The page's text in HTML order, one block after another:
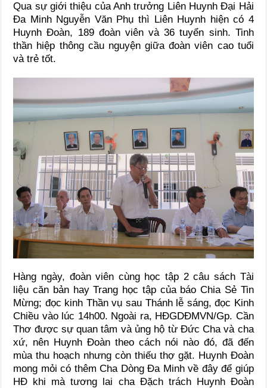
Qua sự giới thiệu của Anh trưởng Liên Huynh Đại Hải
Đa Minh Nguyễn Văn Phụ thì Liên Huynh hiện có 4
Huynh Đoàn, 189 đoàn viên và 36 tuyển sinh. Tinh
thần hiệp thông cầu nguyện giữa đoàn viên cao tuổi
và trẻ tốt.
Hàng ngày, đoàn viên cùng học tập 2 câu sách Tài
liệu căn bản hay Trang học tập của báo Chia Sẻ Tin
Mừng; đọc kinh Thần vụ sau Thánh lễ sáng, đọc Kinh
Chiều vào lúc 14h00. Ngoài ra, HĐGDĐMVN/Gp. Cần
Thơ được sự quan tâm và ủng hộ từ Đức Cha và cha
xứ, nên Huynh Đoàn theo cách nói nào đó, đã đến
mùa thu hoạch nhưng còn thiếu thợ gặt. Huynh Đoàn
mong mỏi có thêm Cha Dòng Đa Minh về đây để giúp
HĐ khi mà tương lai cha Đặch trách Huynh Đoàn